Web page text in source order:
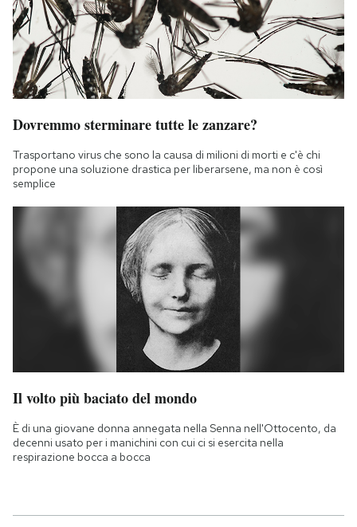
Dovremmo sterminare tutte le zanzare?
Trasportano virus che sono la causa di milioni di morti e c'è chi
propone una soluzione drastica per liberarsene, ma non è così
semplice
Il volto più baciato del mondo
È di una giovane donna annegata nella Senna nell'Ottocento, da
decenni usato per i manichini con cui ci si esercita nella
respirazione bocca a bocca